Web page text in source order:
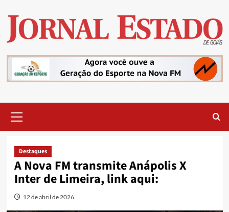
content
Menu
Destaques
A Nova FM transmite Anápolis X
Inter de Limeira, link aqui:
12 de abril de 2026